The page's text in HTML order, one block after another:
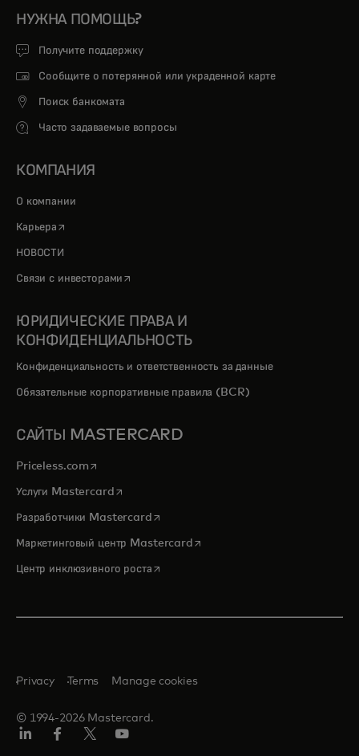
НУЖНА ПОМОЩЬ?
Получите поддержку
Сообщите о потерянной или украденной карте
Поиск банкомата
Часто задаваемые вопросы
КОМПАНИЯ
О компании
Карьера opens in a new tab
НОВОСТИ
Связи с инвесторами opens in a new tab
ЮРИДИЧЕСКИЕ ПРАВА И
КОНФИДЕНЦИАЛЬНОСТЬ
Конфиденциальность и ответственность за данные
Обязательные корпоративные правила (BCR)
САЙТЫ MASTERCARD
Priceless.com opens in a new tab
Услуги Mastercardopens in a new tab
Разработчики Mastercardopens in a new tab
Маркетинговый центр Mastercardopens in a new tab
Центр инклюзивного ростаopens in a new tab
© 1994-2026 Mastercard.
Privacy Terms Manage cookies